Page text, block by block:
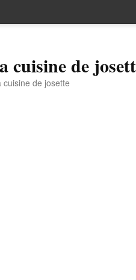
cuisine de
cuisine de josette